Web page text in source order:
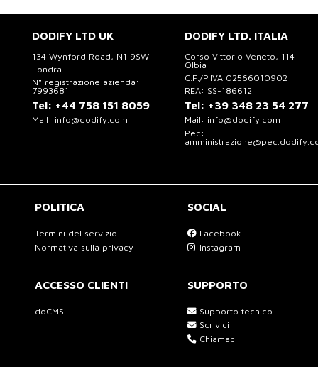
DODIFY LTD UK
134 Wynford Road, N1 9SW
Londra
N° registrazione azienda:
7993681
Tel: +44 758 151 8059
Mail: info@dodify.com
DODIFY LTD. ITALIA
Corso Vittorio Veneto, 114
Olbia
C.F./P.IVA 02566010902
REA: SS-186612
Tel: +39 348 23 54 277
Mail: info@dodify.com
Pec:
POLITICA
Termini del servizio
Normativa sulla privacy
SOCIAL
Facebook
Instagram
ACCESSO CLIENTI
doCMS
SUPPORTO
Supporto tecnico
Scrivici
Chiamaci